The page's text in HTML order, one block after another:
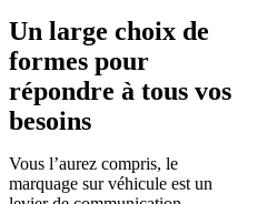
Un large choix de
formes pour
répondre à tous vos
besoins
Vous l’aurez compris, le
marquage sur véhicule est un